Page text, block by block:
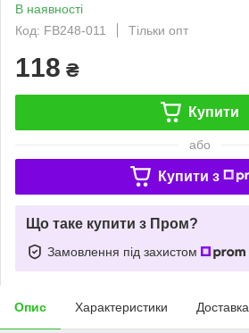
В наявності
Код: FB248-011
Тільки опт
118 ₴
Купити
або
Купити з
Що таке купити з Пром?
Замовлення під захистом
Опис Характеристики Доставка